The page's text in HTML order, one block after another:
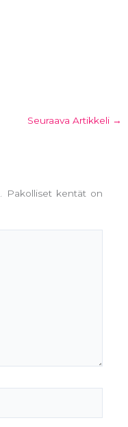
Seuraava Artikkeli →
Pakolliset kentät on